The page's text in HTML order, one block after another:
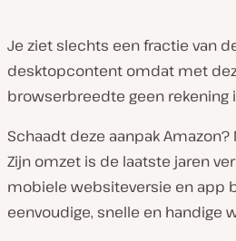
Je ziet slechts een fractie van
desktopcontent omdat met
browserbreedte geen rekening
Schaadt deze aanpak
Zijn omzet is de laatste jaren
mobiele websiteversie en app
eenvoudige, snelle en handige